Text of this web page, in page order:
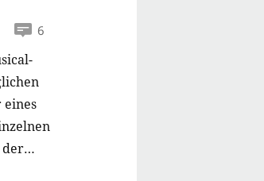
6
eines
der